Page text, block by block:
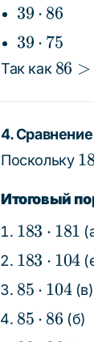
39
\cdot
86
39 ⋅ 86
39
\cdot
39 ⋅ 75
Так как 86
75
86 >
4.
Поскольку
>
Итоговый
183
\cdot
181
183 ⋅ 181
183
\cdot
104
183 ⋅ 104
85
\cdot
104
85 ⋅ 104(в)
85
85 ⋅ 86 (б)